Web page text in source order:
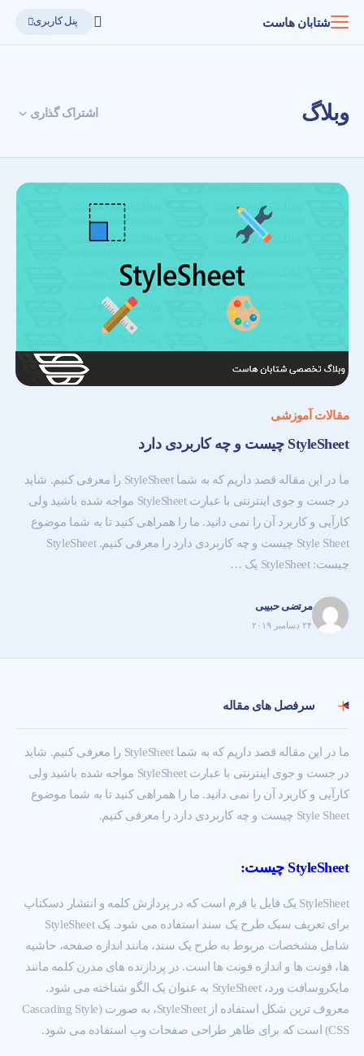
شتابان هاست پنل کاربری
وبلاگ اشتراک گذاری
مقالات آموزشی
StyleSheet چیست و چه کاربردی دارد
ما در این مقاله قصد داریم که به شما StyleSheet را معرفی کنیم. شاید
در جست و جوی اینترنتی با عبارت StyleSheet مواجه شده باشید ولی
کارآیی و کاربرد آن را نمی دانید. ما را همراهی کنید تا به شما موضوع
Style Sheet چیست و چه کاربردی دارد را معرفی کنیم. StyleSheet
چیست: StyleSheet یک …
مرتضی حبیبی
۲۴ دسامبر ۲۰۱۹
سرفصل های مقاله
ما در این مقاله قصد داریم که به شما StyleSheet را معرفی کنیم. شاید
در جست و جوی اینترنتی با عبارت StyleSheet مواجه شده باشید ولی
کارآیی و کاربرد آن را نمی دانید. ما را همراهی کنید تا به شما موضوع
Style Sheet چیست و چه کاربردی دارد را معرفی کنیم.
StyleSheet چیست:
StyleSheet یک فایل یا فرم است که در پردازش کلمه و انتشار دسکتاپ
برای تعریف سبک طرح یک سند استفاده می شود. یک StyleSheet
شامل مشخصات مربوط به طرح یک سند، مانند اندازه صفحه، حاشیه
ها، فونت ها و اندازه فونت ها است. در پردازنده های مدرن کلمه مانند
مایکروسافت ورد، StyleSheet به عنوان یک الگو شناخته می شود.
معروف ترین شکل استفاده از StyleSheet، به صورت (Cascading Style
(CSS است که برای ظاهر طراحی صفحات وب استفاده می شود.